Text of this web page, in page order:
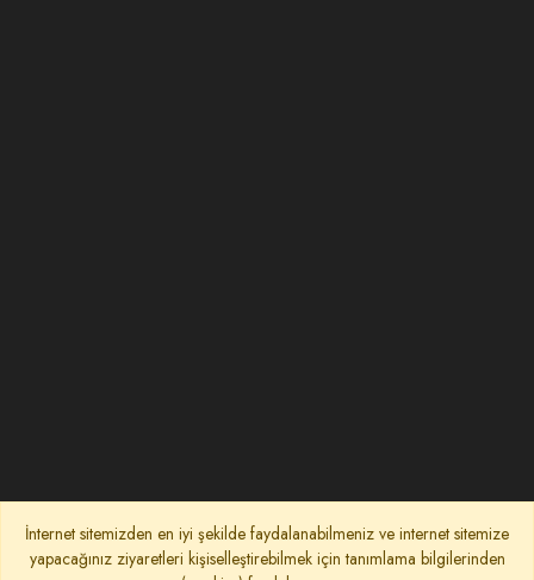
İnternet sitemizden en iyi şekilde faydalanabilmeniz ve internet sitemize
yapacağınız ziyaretleri kişiselleştirebilmek için tanımlama bilgilerinden